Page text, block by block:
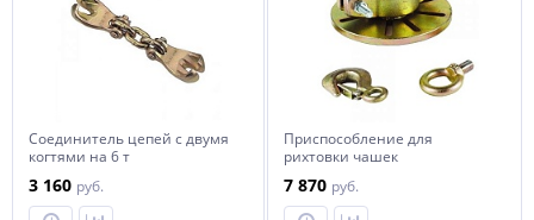
Соединитель цепей с двумя
когтями на 6 т
3 160 руб.
Приспособление для
рихтовки чашек
7 870 руб.